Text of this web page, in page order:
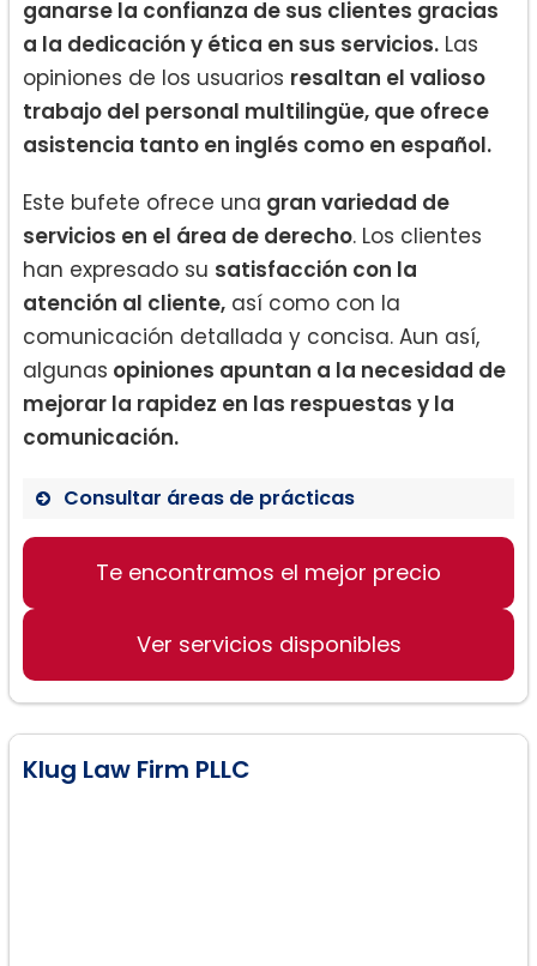
ganarse la confianza de sus clientes gracias
a la dedicación y ética en sus servicios. Las
opiniones de los usuarios resaltan el valioso
trabajo del personal multilingüe, que ofrece
asistencia tanto en inglés como en español.
Este bufete ofrece una gran variedad de
servicios en el área de derecho. Los clientes
han expresado su satisfacción con la
atención al cliente, así como con la
comunicación detallada y concisa. Aun así,
algunas opiniones apuntan a la necesidad de
mejorar la rapidez en las respuestas y la
comunicación.
Consultar áreas de prácticas
Lesiones Personales
Derecho de los Veteranos
Te encontramos el mejor precio
Ver servicios disponibles
Klug Law Firm PLLC